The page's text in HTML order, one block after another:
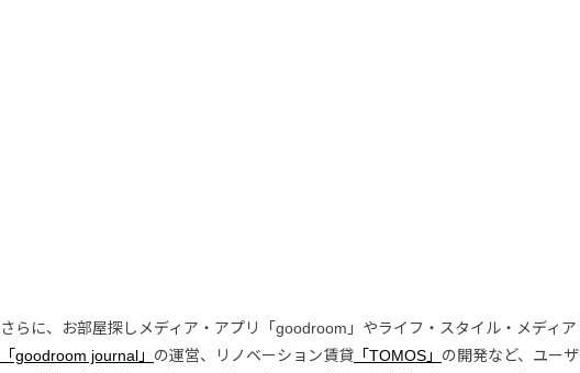
さらに、お部屋探しメディア・アプリ「goodroom」やライフ・スタイル・メディア
「goodroom journal」 の運営、リノベーション賃貸 「TOMOS」 の開発など、ユーザ